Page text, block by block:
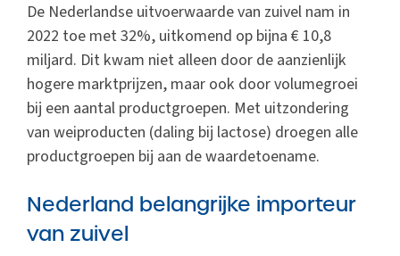
De Nederlandse uitvoerwaarde van zuivel nam in
2022 toe met 32%, uitkomend op bijna € 10,8
miljard. Dit kwam niet alleen door de aanzienlijk
hogere marktprijzen, maar ook door volumegroei
bij een aantal productgroepen. Met uitzondering
van weiproducten (daling bij lactose) droegen alle
productgroepen bij aan de waardetoename.
Nederland belangrijke importeur
van zuivel